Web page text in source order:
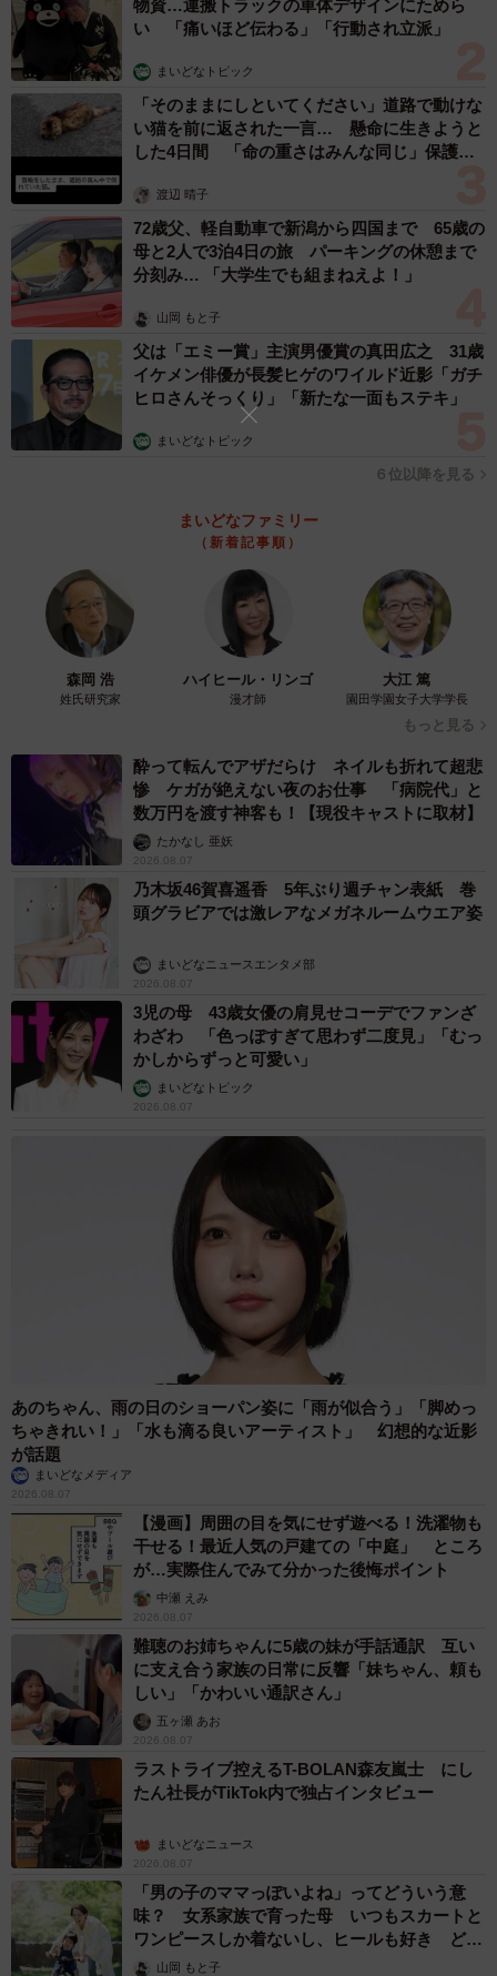
う男性がカッコよく見えるものだから」と実感を持って演
じることができたようだ。
5/5
熊切あさ美と加藤雅也
物資…運搬トラックの車体デザインにためら
い 「痛いほど伝わる」「行動され立派」
まいどなトピック
「そのままにしといてください」道路で動けな
い猫を前に返された一言… 懸命に生きようと
した4日間 「命の重さはみんな同じ」保護団
渡辺 晴子
72歳父、軽自動車で新潟から四国まで 65歳の
母と2人で3泊4日の旅 パーキングの休憩まで
分刻み… 「大学生でも組まねえよ！」
山岡 もと子
父は「エミー賞」主演男優賞の真田広之 31歳
イケメン俳優が長髪ヒゲのワイルド近影「ガチ
ヒロさんそっくり」「新たな一面もステキ」
まいどなトピック
６位以降を見る
まいどなファミリー
（新着記事順）
森岡 浩
姓氏研究家
ハイヒール・リンゴ
漫才師
大江 篤
園田学園女子大学学長
もっと見る
酔って転んでアザだらけ ネイルも折れて超悲
惨 ケガが絶えない夜のお仕事 「病院代」と
数万円を渡す神客も！【現役キャストに取材】
たかなし 亜妖
2026.08.07
乃木坂46賀喜遥香 5年ぶり週チャン表紙 巻
頭グラビアでは激レアなメガネルームウエア姿
まいどなニュースエンタメ部
2026.08.07
3児の母 43歳女優の肩見せコーデでファンざ
わざわ 「色っぽすぎて思わず二度見」「むっ
かしからずっと可愛い」
まいどなトピック
2026.08.07
あのちゃん、雨の日のショーパン姿に「雨が似合う」「脚めっ
ちゃきれい！」「水も滴る良いアーティスト」 幻想的な近影
が話題
まいどなメディア
2026.08.07
【漫画】周囲の目を気にせず遊べる！洗濯物も
干せる！最近人気の戸建ての「中庭」 ところ
が…実際住んでみて分かった後悔ポイント
中瀬 えみ
2026.08.07
難聴のお姉ちゃんに5歳の妹が手話通訳 互い
に支え合う家族の日常に反響「妹ちゃん、頼も
しい」「かわいい通訳さん」
五ヶ瀬 あお
2026.08.07
ラストライブ控えるT-BOLAN森友嵐士 にし
たん社長がTikTok内で独占インタビュー
まいどなニュース
2026.08.07
「男の子のママっぽいよね」ってどういう意
味？ 女系家族で育った母 いつもスカートと
ワンピースしか着ないし、ヒールも好き どの
へんが…
山岡 もと子